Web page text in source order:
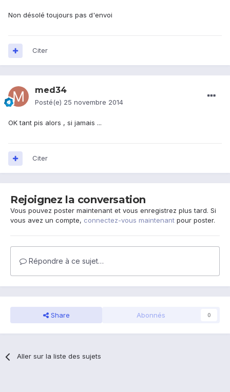
Non désolé toujours pas d'envoi
Citer
med34
Posté(e) 25 novembre 2014
OK tant pis alors , si jamais ...
Citer
Rejoignez la conversation
Vous pouvez poster maintenant et vous enregistrez plus tard. Si
vous avez un compte, connectez-vous maintenant pour poster.
Répondre à ce sujet…
Share Abonnés 0
Aller sur la liste des sujets